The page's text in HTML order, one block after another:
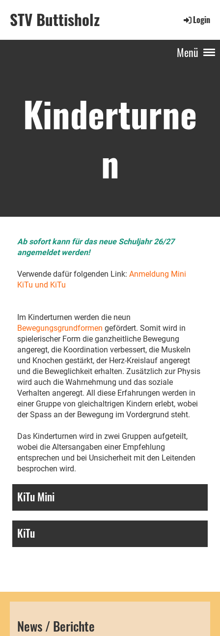
STV Buttisholz Login
Menü
Kinderturne
n
Ab sofort kann für das neue Schuljahr 26/27
angemeldet werden!
Verwende dafür folgenden Link: Anmeldung Mini
KiTu und KiTu
Im Kinderturnen werden die neun
Bewegungsgrundformen gefördert. Somit wird in
spielerischer Form die ganzheitliche Bewegung
angeregt, die Koordination verbessert, die Muskeln
und Knochen gestärkt, der Herz-Kreislauf angeregt
und die Beweglichkeit erhalten. Zusätzlich zur Physis
wird auch die Wahrnehmung und das soziale
Verhalten angeregt. All diese Erfahrungen werden in
einer Gruppe von gleichaltrigen Kindern erlebt, wobei
der Spass an der Bewegung im Vordergrund steht.
Das Kinderturnen wird in zwei Gruppen aufgeteilt,
wobei die Altersangaben einer Empfehlung
entsprechen und bei Unsicherheit mit den Leitenden
besprochen wird.
KiTu Mini
KiTu
News / Berichte